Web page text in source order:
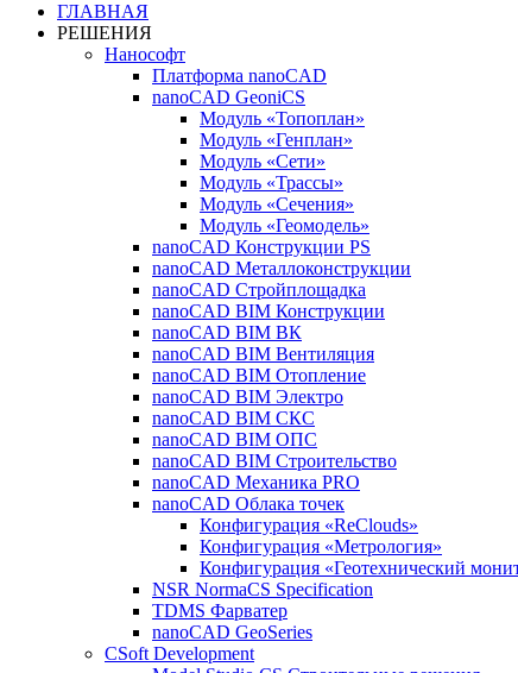
ГЛАВНАЯ
РЕШЕНИЯ
Нанософт
Платформа nanoCAD
nanoCAD GeoniCS
Модуль «Топоплан»
Модуль «Генплан»
Модуль «Сети»
Модуль «Трассы»
Модуль «Сечения»
Модуль «Геомодель»
nanoCAD Конструкции PS
nanoCAD Металлоконструкции
nanoCAD Стройплощадка
nanoCAD BIM Конструкции
nanoCAD BIM ВК
nanoCAD BIM Вентиляция
nanoCAD BIM Отопление
nanoCAD BIM Электро
nanoCAD BIM СКС
nanoCAD BIM ОПС
nanoCAD BIM Строительство
nanoCAD Механика PRO
nanoCAD Облака точек
Конфигурация «ReClouds»
Конфигурация «Метрология»
Конфигурация «Геотехнический
NSR NormaCS Specification
TDMS Фарватер
nanoCAD GeoSeries
CSoft Development